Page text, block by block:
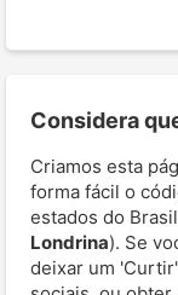
Considera
Criamos esta
forma fácil o
estados do
Londrina). Se
deixar um